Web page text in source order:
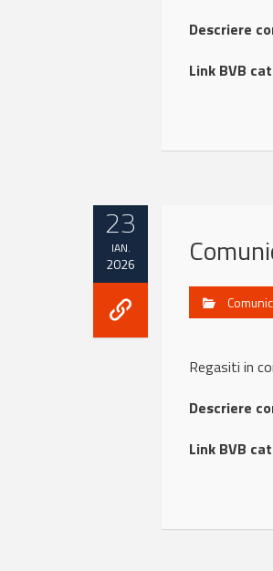
Descriere
Link BVB
23
IAN.
2026
Regasiti in
Descriere
Link BVB